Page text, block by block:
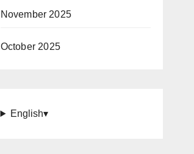
November 2025
October 2025
English▾